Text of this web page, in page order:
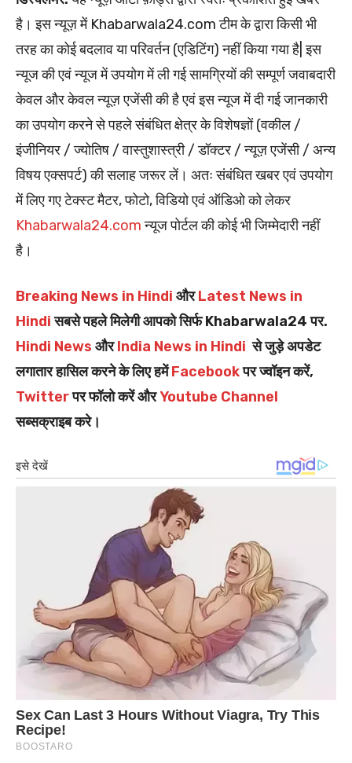
है। इस न्यूज़ में Khabarwala24.com टीम के द्वारा किसी भी
तरह का कोई बदलाव या परिवर्तन (एडिटिंग) नहीं किया गया है| इस
न्यूज की एवं न्यूज में उपयोग में ली गई सामग्रियों की सम्पूर्ण जवाबदारी
केवल और केवल न्यूज़ एजेंसी की है एवं इस न्यूज में दी गई जानकारी
का उपयोग करने से पहले संबंधित क्षेत्र के विशेषज्ञों (वकील /
इंजीनियर / ज्योतिष / वास्तुशास्त्री / डॉक्टर / न्यूज़ एजेंसी / अन्य
विषय एक्सपर्ट) की सलाह जरूर लें। अतः संबंधित खबर एवं उपयोग
में लिए गए टेक्स्ट मैटर, फोटो, विडियो एवं ऑडिओ को लेकर
Khabarwala24.comन्यूज पोर्टल की कोई भी जिम्मेदारी नहीं
है।
Breaking News in Hindi औरLatest News in
Hindiसबसे पहले मिलेगी आपको सिर्फ Khabarwala24 पर.
Hindi News औरIndia News in Hindi से जुड़े अपडेट
लगातार हासिल करने के लिए हमेंFacebookपर ज्वॉइन करें,
Twitterपर फॉलो करें औरYoutube Channel
सब्सक्राइब करे।